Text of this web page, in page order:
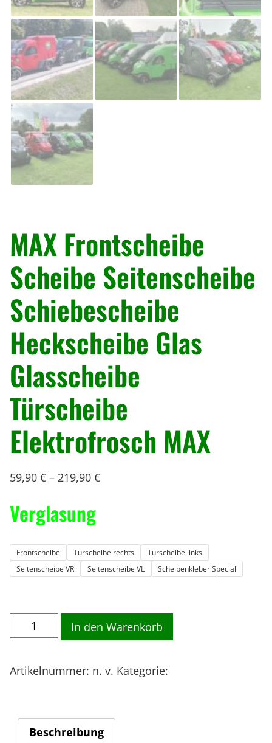
MAX Frontscheibe
Scheibe Seitenscheibe
Schiebescheibe
Heckscheibe Glas
Glasscheibe
Türscheibe
Elektrofrosch MAX
59,90 € – 219,90 €
Verglasung
Frontscheibe Türscheibe rechts
Türscheibe links
Seitenscheibe VR
Seitenscheibe VL Scheibenkleber Special
A
F
In den Warenkorb
Artikelnummer: n. v. Kategorie:
Beschreibung